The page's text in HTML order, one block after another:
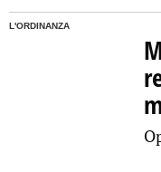
L'ORDINANZA